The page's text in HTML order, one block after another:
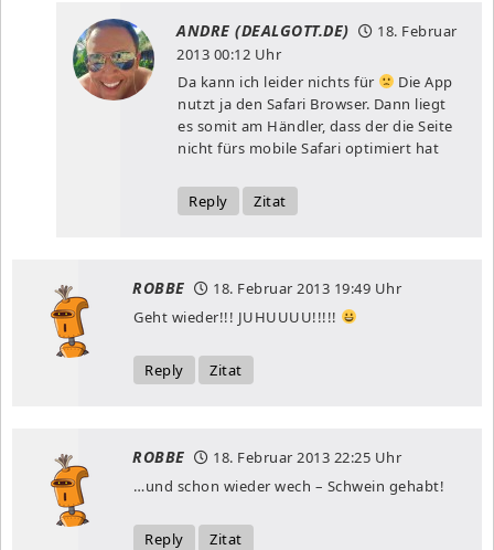
ANDRE (DEALGOTT.DE)
18. Februar
2013 00:12 Uhr
Da kann ich leider nichts für
Die App
nutzt ja den Safari Browser. Dann liegt
es somit am Händler, dass der die Seite
nicht fürs mobile Safari optimiert hat
Reply Zitat
ROBBE 18. Februar 2013 19:49 Uhr
Geht wieder!!! JUHUUUU!!!!!
Reply Zitat
ROBBE 18. Februar 2013 22:25 Uhr
…und schon wieder wech – Schwein gehabt!
Reply Zitat